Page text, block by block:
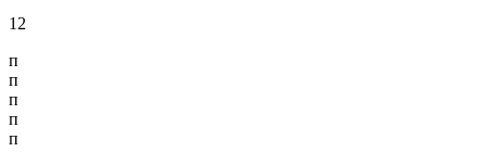
12
п
п
п
п
п